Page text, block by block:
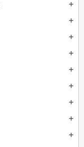
add
add
add
add
add
add
add
add
add